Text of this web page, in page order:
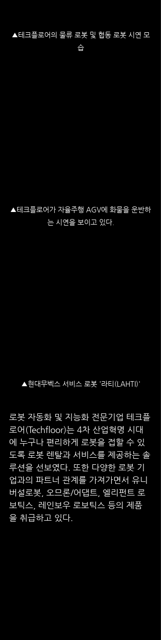
▲테크플로어의 물류 로봇 및 협동 로봇 시연 모
습
▲테크플로어가 자율주행 AGV에 화물을 운반하
는 시연을 보이고 있다.
▲현대무벡스 서비스 로봇 '라티(LAHTI)'
로봇 자동화 및 지능화 전문기업 테크플
로어(Techfloor)는 4차 산업혁명 시대
에 누구나 편리하게 로봇을 접할 수 있
도록 로봇 렌탈과 서비스를 제공하는 솔
루션을 선보였다. 또한 다양한 로봇 기
업과의 파트너 관계를 가져가면서 유니
버설로봇, 오므론/어댑트, 엘리펀트 로
보틱스, 레인보우 로보틱스 등의 제품
을 취급하고 있다.